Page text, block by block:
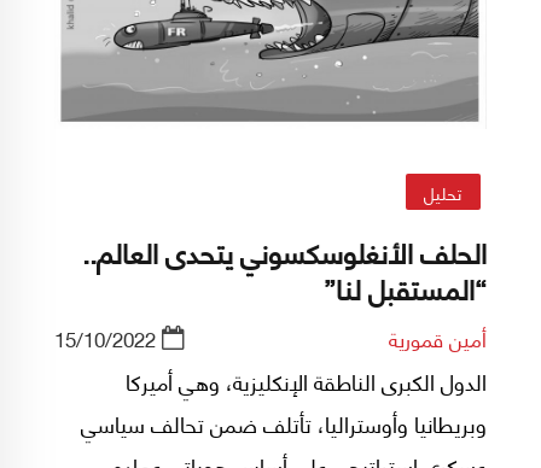
تحليل
الحلف الأنغلوسكسوني يتحدى العالم..
“المستقبل لنا”
أمين قمورية 15/10/2022
الدول الكبرى الناطقة الإنكليزية، وهي أميركا
وبريطانيا وأوستراليا، تأتلف ضمن تحالف سياسي